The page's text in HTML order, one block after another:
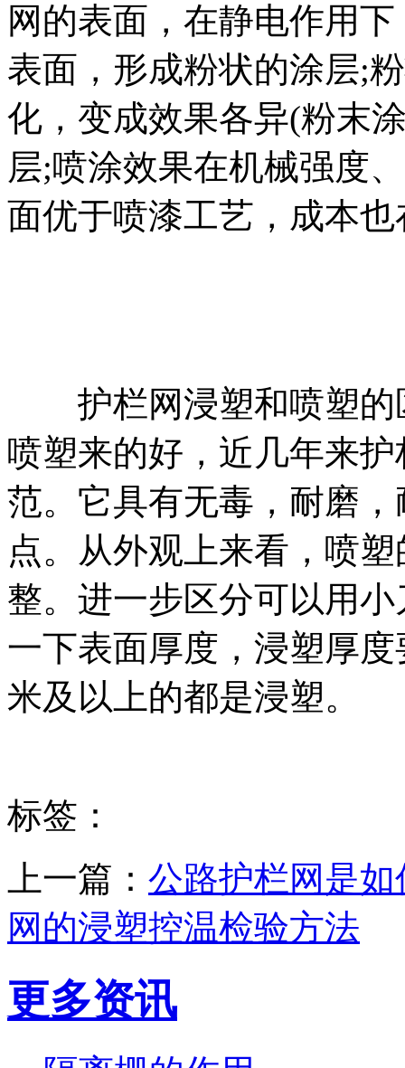
网的表面，在静电作用
表面，形成粉状的涂层;
化，变成效果各异(粉末
层;喷涂效果在机械强度
面优于喷漆工艺，成本
护栏网浸塑和喷塑的
喷塑来的好，近几年来
范。它具有无毒，耐磨
点。从外观上来看，喷
整。进一步区分可以用
一下表面厚度，浸塑厚
米及以上的都是浸塑。
标签：
上一篇： 公路护栏网是
网的浸塑控温检验方法
更多资讯